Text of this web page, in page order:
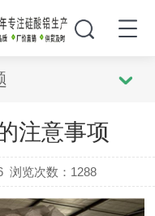
注意事项
浏览次数： 1288